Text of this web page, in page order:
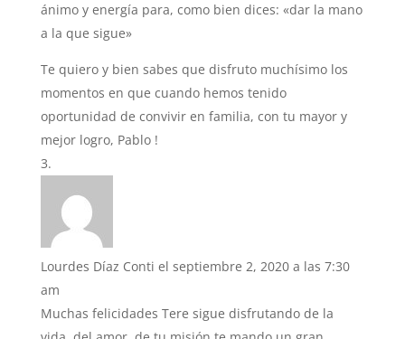
ánimo y energía para, como bien dices: «dar la mano
a la que sigue»
Te quiero y bien sabes que disfruto muchísimo los
momentos en que cuando hemos tenido
oportunidad de convivir en familia, con tu mayor y
mejor logro, Pablo !
Lourdes Díaz Conti el septiembre 2, 2020 a las 7:30
am
Muchas felicidades Tere sigue disfrutando de la